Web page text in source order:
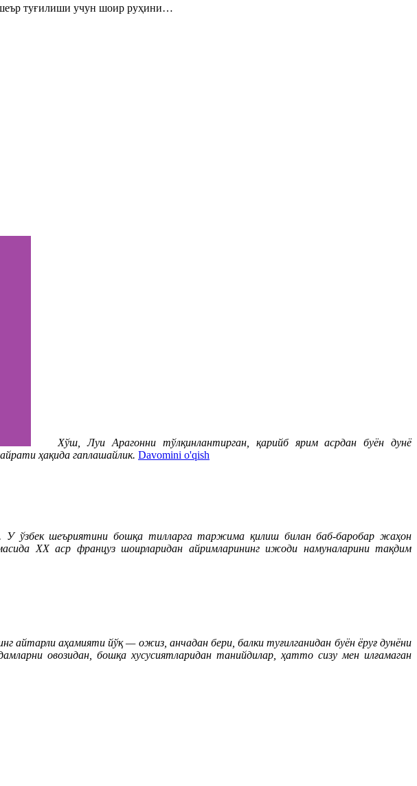
туғилиши учун шоир руҳини…
Хўш, Луи Арагонни тўлқинлантирган, қарийб ярим асрдан буён дунё
ҳақида гаплашайлик. Davomini o'qish
У ўзбек шеъриятини бошқа тилларга таржима қилиш билан баб-баробар жаҳон
ХХ аср француз шоирларидан айримларининг ижоди намуналарини тақдим
айтарли аҳамияти йўқ — ожиз, анчадан бери, балки туғилганидан буён ёруғ дунёни
овозидан, бошқа хусусиятларидан танийдилар, ҳатто сизу мен илғамаган